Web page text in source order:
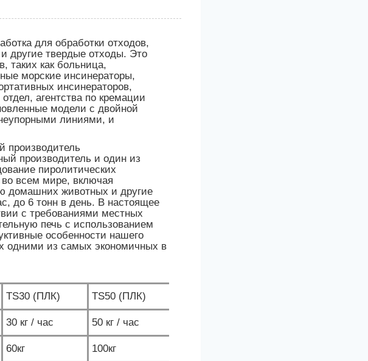
для обработки отходов,
другие твердые отходы. Это
таких как больница,
морские инсинераторы,
инсинераторов,
агентства по кремации
модели с двойной
линиями, и
производитель
производитель и один из
пиролитических
во всем мире, включая
домашних животных и другие
до 6 тонн в день. В настоящее
с требованиями местных
печь с использованием
особенности нашего
одними из самых экономичных в
TS30 (ПЛК)
TS50 (ПЛК)
30 кг / час
50 кг / час
60кг
100кг